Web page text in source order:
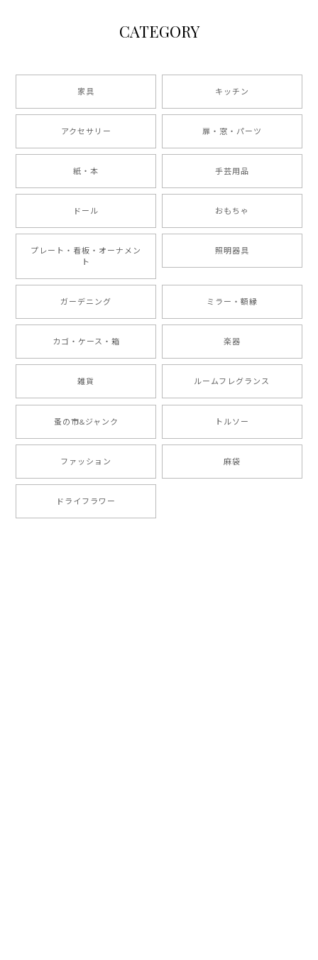
CATEGORY
家具 キッチン
アクセサリー 扉・窓・パーツ
紙・本 手芸用品
ドール おもちゃ
プレート・看板・オーナメン
ト
照明器具
ガーデニング ミラー・額縁
カゴ・ケース・箱 楽器
雑貨 ルームフレグランス
蚤の市&ジャンク トルソー
ファッション 麻袋
ドライフラワー